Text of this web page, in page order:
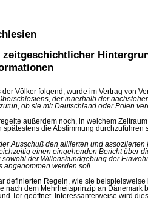
Völker folgend, wurde im Vertrag von
der innerhalb der
ob sie mit Deutschland oder Polen
außerdem noch, in welchem
die Abstimmung durchzuführen
Ausschuß den alliierten und
einen eingehenden Bericht über
der Willenskundgebung der
angenommen werden soll.
definierten Regeln, wie sie
nach dem Mehrheitsprinzip an Dänemark
Tor geöffnet. Interessanterweise wird